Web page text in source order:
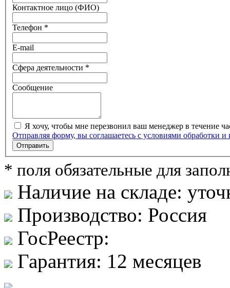
Контактное лицо (ФИО)
Телефон *
E-mail
Сфера деятельности *
Сообщение
Я хочу, чтобы мне перезвонил ваш менеджер в течение
Отправляя форму, вы соглашаетесь с условиями обработки
Отправить
* поля обязательные для
Наличие на складе:
Производство: Россия
ГосРеестр:
Гарантия: 12 месяцев